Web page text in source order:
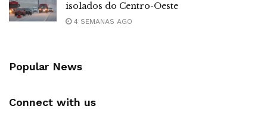
isolados do Centro-Oeste
4 SEMANAS AGO
Popular News
Connect with us